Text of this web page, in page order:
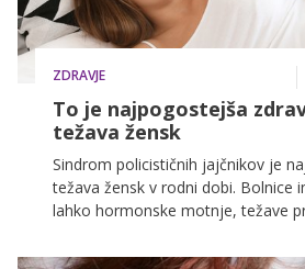
ZDRAVJE
To je najpogostejša
težava žensk
Sindrom policističnih jajčnikov je
težava žensk v rodni dobi. Bolnice
lahko hormonske motnje, težave
simptome je možno omiliti s